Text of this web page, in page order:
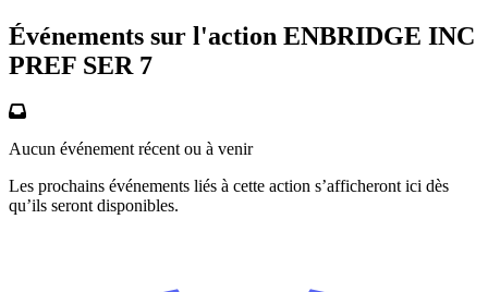
Événements sur l'action ENBRIDGE INC
PREF SER 7
Aucun événement récent ou à venir
Les prochains événements liés à cette action s’afficheront ici dès
qu’ils seront disponibles.